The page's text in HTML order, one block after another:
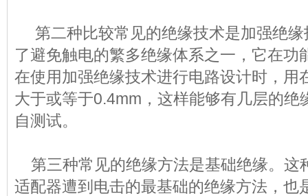
第二种比较常见的绝缘技术是加强绝缘
了避免触电的繁多绝缘体系之一，它在功
在使用加强绝缘技术进行电路设计时，用
大于或等于0.4mm，这样能够有几层的绝
自测试。
第三种常见的绝缘方法是基础绝缘。这
适配器遭到电击的最基础的绝缘方法，也